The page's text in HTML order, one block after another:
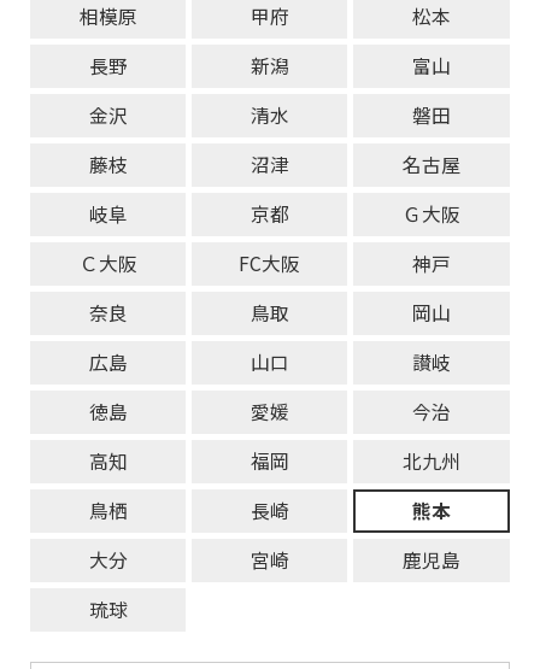
相模原
甲府
松本
長野
新潟
富山
金沢
清水
磐田
藤枝
沼津
名古屋
岐阜
京都
Ｇ大阪
Ｃ大阪
FC大阪
神戸
奈良
鳥取
岡山
広島
山口
讃岐
徳島
愛媛
今治
高知
福岡
北九州
鳥栖
長崎
熊本
大分
宮崎
鹿児島
琉球